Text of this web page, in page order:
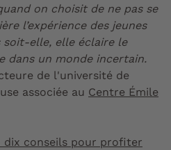
on choisit de ne pas se
l’expérience des jeunes
soit-elle, elle éclaire le
dans un monde incertain.
de l'université de
associée au Centre Émile
dix conseils pour profiter